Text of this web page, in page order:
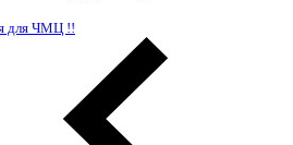
для ЧМЦ !!